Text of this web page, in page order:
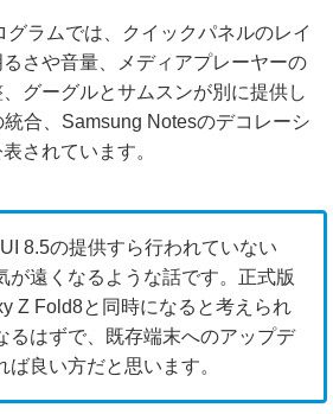
ラムでは、クイックパネルのレイ
さや音量、メディアプレーヤーの
グーグルとサムスンが別に提供し
合、Samsung Notesのデコレーシ
されています。
8.5の提供すら行われていない
が遠くなるような話です。正式版
Z Fold8と同時になると考えられ
るはずで、既存端末へのアップデ
良い方だと思います。